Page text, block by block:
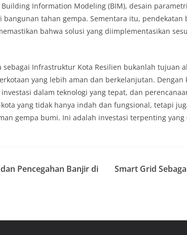
Information Modeling (BIM), desain
bangunan tahan gempa. Sementara itu, pendekatan
bahwa solusi yang diimplementasikan
sebagai Infrastruktur Kota Resilien bukanlah tujuan
yang lebih aman dan berkelanjutan. Dengan
dalam teknologi yang tepat, dan
yang tidak hanya indah dan fungsional, tetapi
gempa bumi. Ini adalah investasi terpenting
Pencegahan Banjir di
Smart Grid